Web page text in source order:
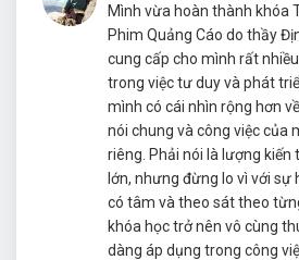
Mình vừa hoàn thành khóa
Phim Quảng Cáo do thầy
cung cấp cho mình rất
trong việc tư duy và phát
mình có cái nhìn rộng hơn
nói chung và công việc của
riêng. Phải nói là lượng kiến
lớn, nhưng đừng lo vì với sự
có tâm và theo sát theo
khóa học trở nên vô cùng
dàng áp dụng trong công